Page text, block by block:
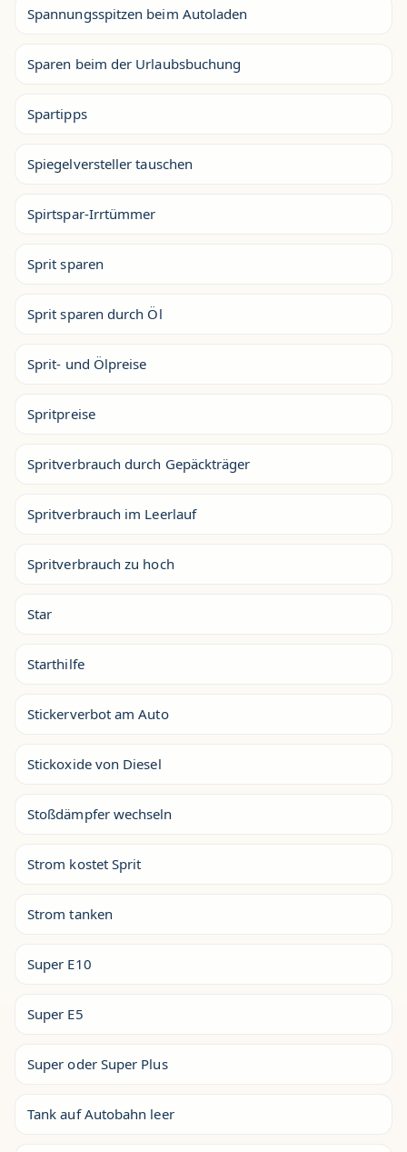
Spannungsspitzen beim Autoladen
Sparen beim der Urlaubsbuchung
Spartipps
Spiegelversteller tauschen
Spirtspar-Irrtümmer
Sprit sparen
Sprit sparen durch Öl
Sprit- und Ölpreise
Spritpreise
Spritverbrauch durch Gepäckträger
Spritverbrauch im Leerlauf
Spritverbrauch zu hoch
Star
Starthilfe
Stickerverbot am Auto
Stickoxide von Diesel
Stoßdämpfer wechseln
Strom kostet Sprit
Strom tanken
Super E10
Super E5
Super oder Super Plus
Tank auf Autobahn leer